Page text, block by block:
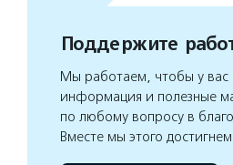
Поддержите
Мы работаем, чтобы у вас
информация и полезные
по любому вопросу в
Вместе мы этого достигнем